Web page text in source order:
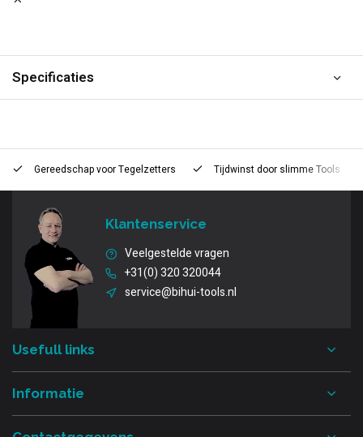
Specificaties
Gereedschap voorTegelzetters Tijdwinst door slimme Tools
Klantenservice
Veelgestelde vragen
+31(0) 320 320044
service@bihui-tools.nl
Usefull links
Informatie